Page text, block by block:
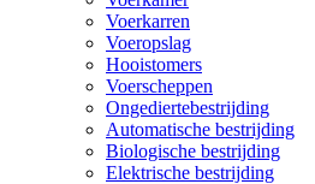
Voerkarren
Voeropslag
Hooistomers
Voerscheppen
Ongediertebestrijding
Automatische bestrijding
Biologische bestrijding
Elektrische bestrijding